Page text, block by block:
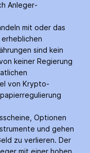
Anleger­
mit oder das
sind kein
keiner Regierung
von Krypto­
Optionen
und gehen
zu verlieren. Der
mit einer hohen